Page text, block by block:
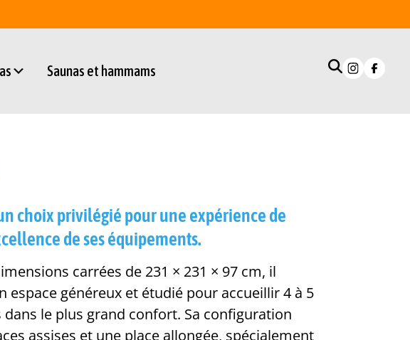
Saunas et hammams
choix privilégié pour une expérience de
de ses équipements.
carrées de 231 × 231 × 97 cm, il
espace généreux et étudié pour accueillir 4 à 5
dans le plus grand confort. Sa configuration
assises et une place allongée, spécialement